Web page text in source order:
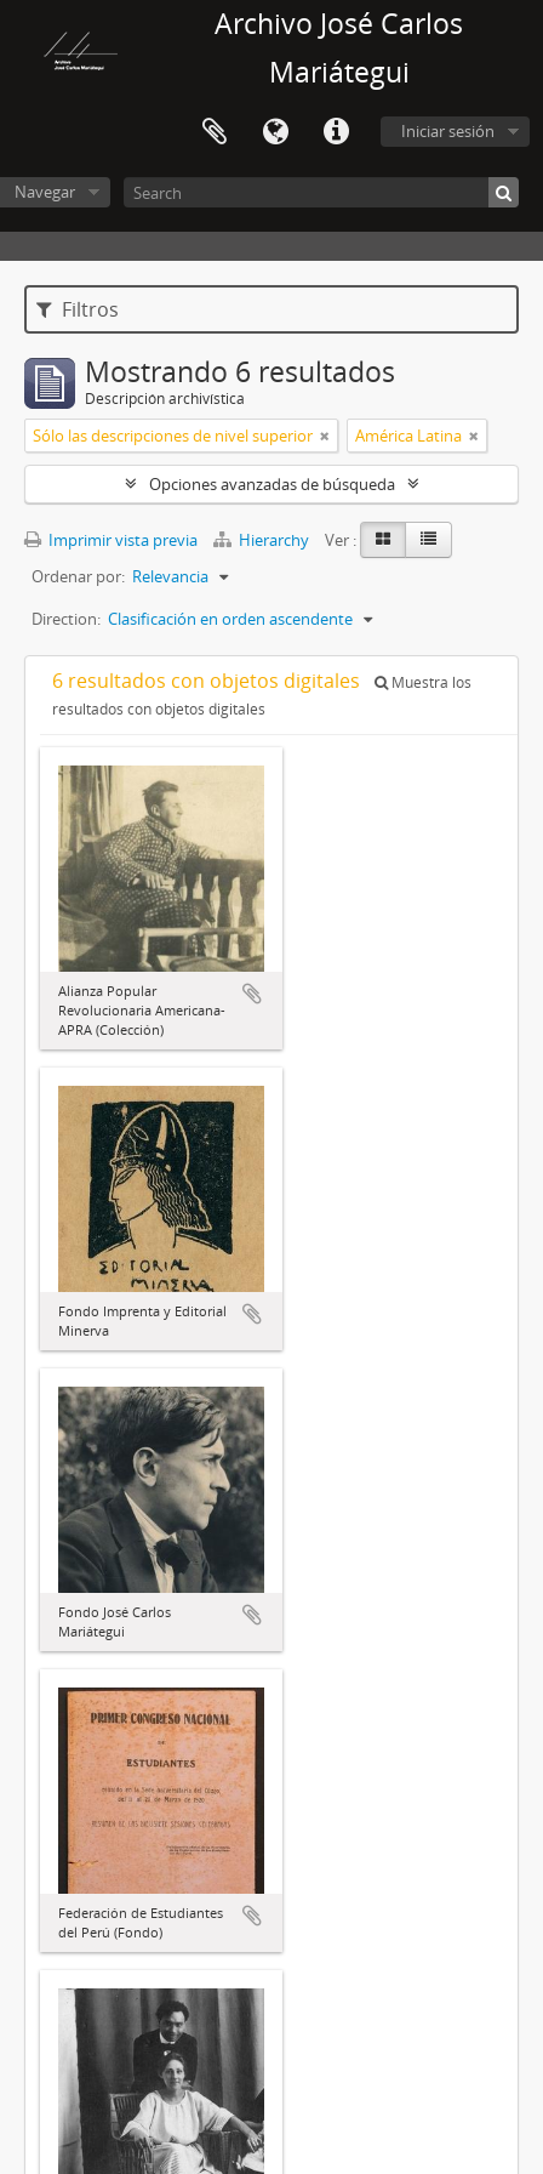
Archivo José Carlos
Mariátegui
Iniciar sesión
Navegar
Filtros
Mostrando 6 resultados
Descripción archivística
Sólo las descripciones de nivel superior América Latina
Opciones avanzadas de búsqueda
Imprimir vista previa Hierarchy
Ver :
Ordenar por: Relevancia
Direction: Clasificación en orden ascendente
6 resultados con objetos digitales
Muestra los
resultados con objetos digitales
Alianza Popular
Revolucionaria Americana-
APRA (Colección)
Fondo Imprenta y Editorial
Minerva
Fondo José Carlos
Mariátegui
Federación de Estudiantes
del Perú (Fondo)